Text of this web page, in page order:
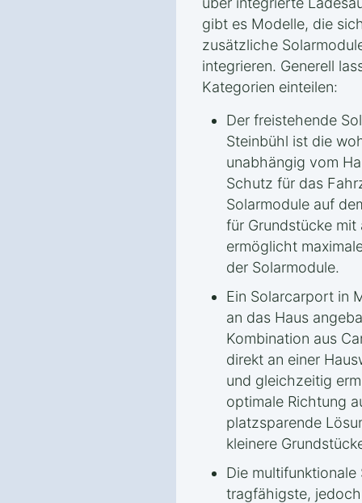
gibt es Modelle, die
zusätzliche
integrieren. Generell
Kategorien einteilen:
Der freistehende
Steinbühl ist die
unabhängig vom
Schutz für das
Solarmodule auf
für Grundstücke
ermöglicht
der Solarmodule.
Ein Solarcarport in
an das Haus
Kombination aus
direkt an einer
und gleichzeitig
optimale Richtung
platzsparende
kleinere
Die
tragfähigste,